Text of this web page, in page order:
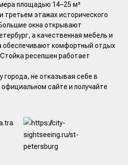
площадью 14–25 м²
третьем этажах исторического
окна открывают
а качественная мебель и
обеспечивают комфортный отдых
ресепшен работает
города, не отказывая себе в
сайте и получайте